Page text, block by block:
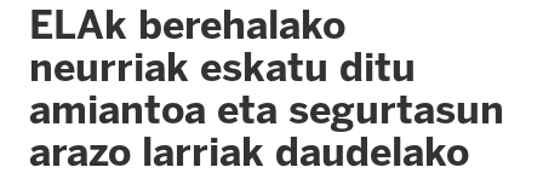
ELAk berehalako
neurriak eskatu ditu
amiantoa eta segurtasun
arazo larriak daudelako